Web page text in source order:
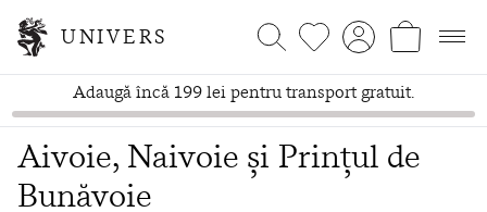
UNIVERS
Adaugă încă 199 lei pentru transport gratuit.
Aivoie, Naivoie și Prințul de
Bunăvoie